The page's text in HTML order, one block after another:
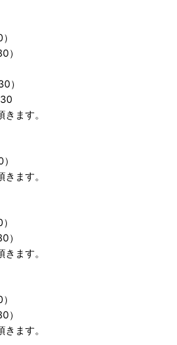
）
）
ます。
ます。
）
ます。
）
ます。